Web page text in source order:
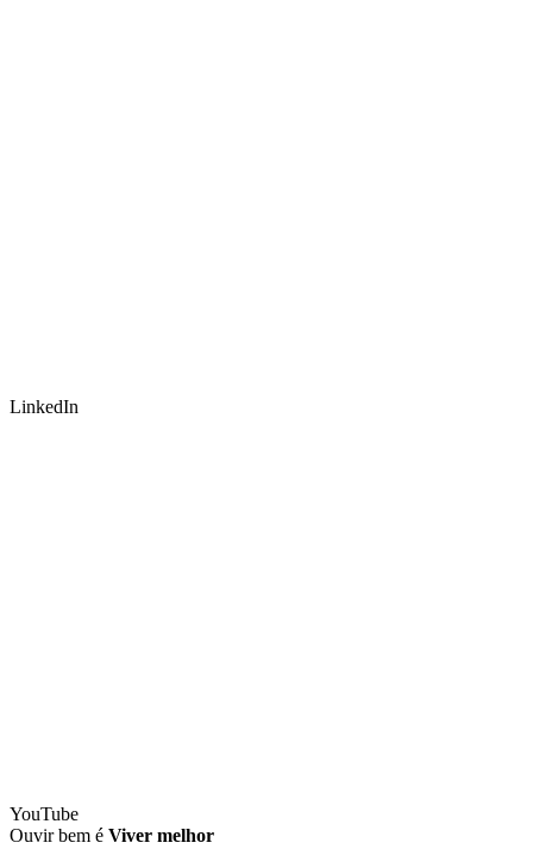
LinkedIn
YouTube
Ouvir bem é Viver melhor